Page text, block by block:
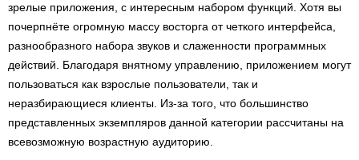
зрелые приложения, с интересным набором функций. Хотя вы
почерпнёте огромную массу восторга от четкого интерфейса,
разнообразного набора звуков и слаженности программных
действий. Благодаря внятному управлению, приложением могут
пользоваться как взрослые пользователи, так и
неразбирающиеся клиенты. Из-за того, что большинство
представленных экземпляров данной категории рассчитаны на
всевозможную возрастную аудиторию.